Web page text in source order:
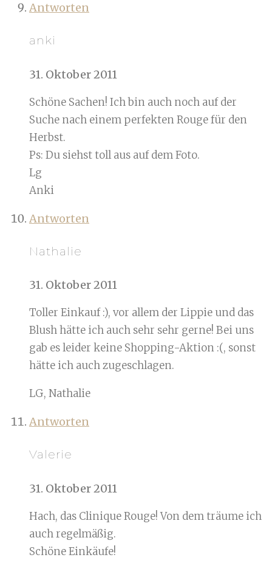
Antworten
anki
31. Oktober 2011
Schöne Sachen! Ich bin auch noch auf der
Suche nach einem perfekten Rouge für den
Herbst.
Ps: Du siehst toll aus auf dem Foto.
Lg
Anki
Antworten
Nathalie
31. Oktober 2011
Toller Einkauf :), vor allem der Lippie und das
Blush hätte ich auch sehr sehr gerne! Bei uns
gab es leider keine Shopping-Aktion :(, sonst
hätte ich auch zugeschlagen.
LG, Nathalie
Antworten
Valerie
31. Oktober 2011
Hach, das Clinique Rouge! Von dem träume ich
auch regelmäßig.
Schöne Einkäufe!